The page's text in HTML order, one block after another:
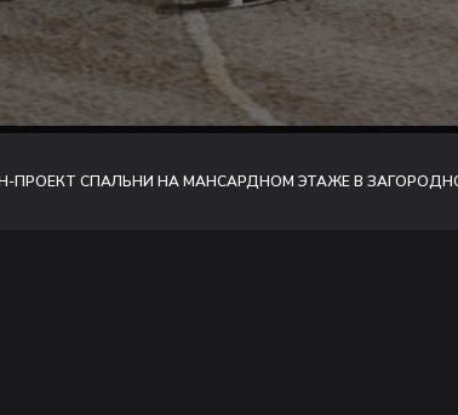
ПРОЕКТ СПАЛЬНИ НА МАНСАРДНОМ ЭТАЖЕ В